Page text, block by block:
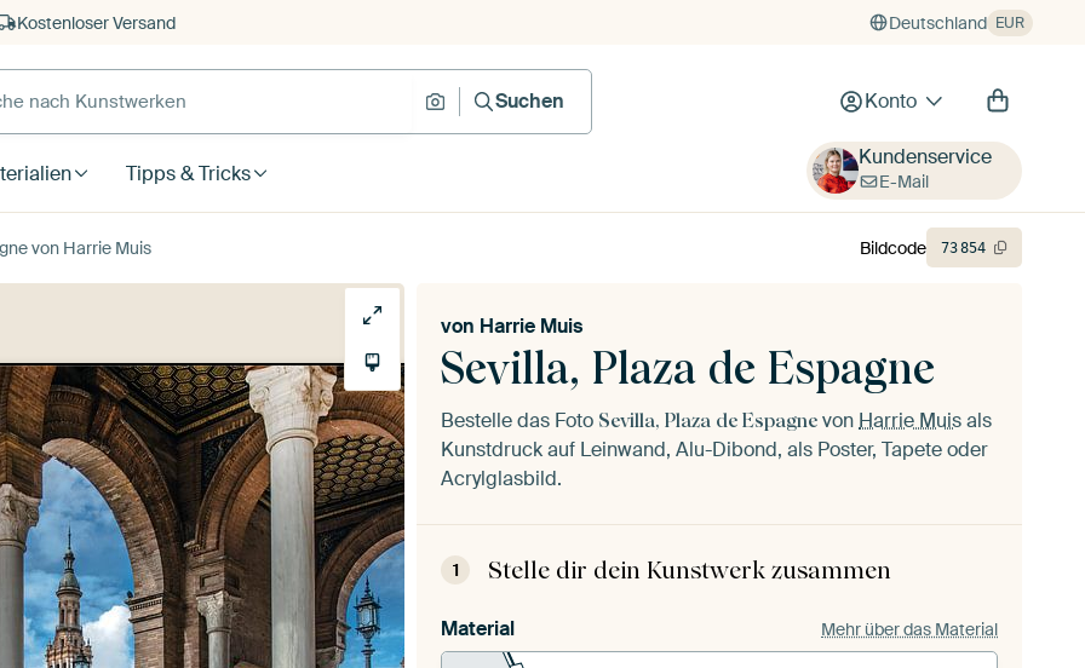
Kostenloser Versand Deutschland EUR
Suchen Konto
Tipps & Tricks
Kundenservice
E-Mail
von Harrie Muis
Sevilla, Plaza de Espagne
von Harrie Muis
Bestelle das Foto Sevilla, Plaza de Espagne von Harrie Muisals
Kunstdruck auf Leinwand, Alu-Dibond, als Poster, Tapete oder
Acrylglasbild.
1 Stelle dir dein Kunstwerk zusammen
Material Mehr über das Material
Bildcode 73854